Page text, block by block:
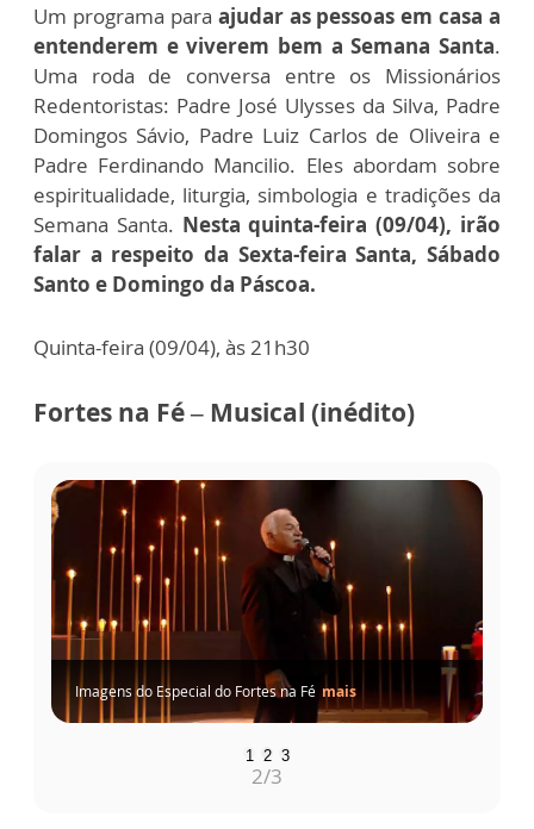
Um programa para ajudar as pessoas em casa a
entenderem e viverem bem a Semana Santa.
Uma roda de conversa entre os Missionários
Redentoristas: Padre José Ulysses da Silva, Padre
Domingos Sávio, Padre Luiz Carlos de Oliveira e
Padre Ferdinando Mancilio. Eles abordam sobre
espiritualidade, liturgia, simbologia e tradições da
Semana Santa. Nesta quinta-feira (09/04), irão
falar a respeito da Sexta-feira Santa, Sábado
Santo e Domingo da Páscoa.
Quinta-feira (09/04), às 21h30
Fortes na Fé – Musical (inédito)
do
Fortes
na
Fé
mais
1 2 3
3/3